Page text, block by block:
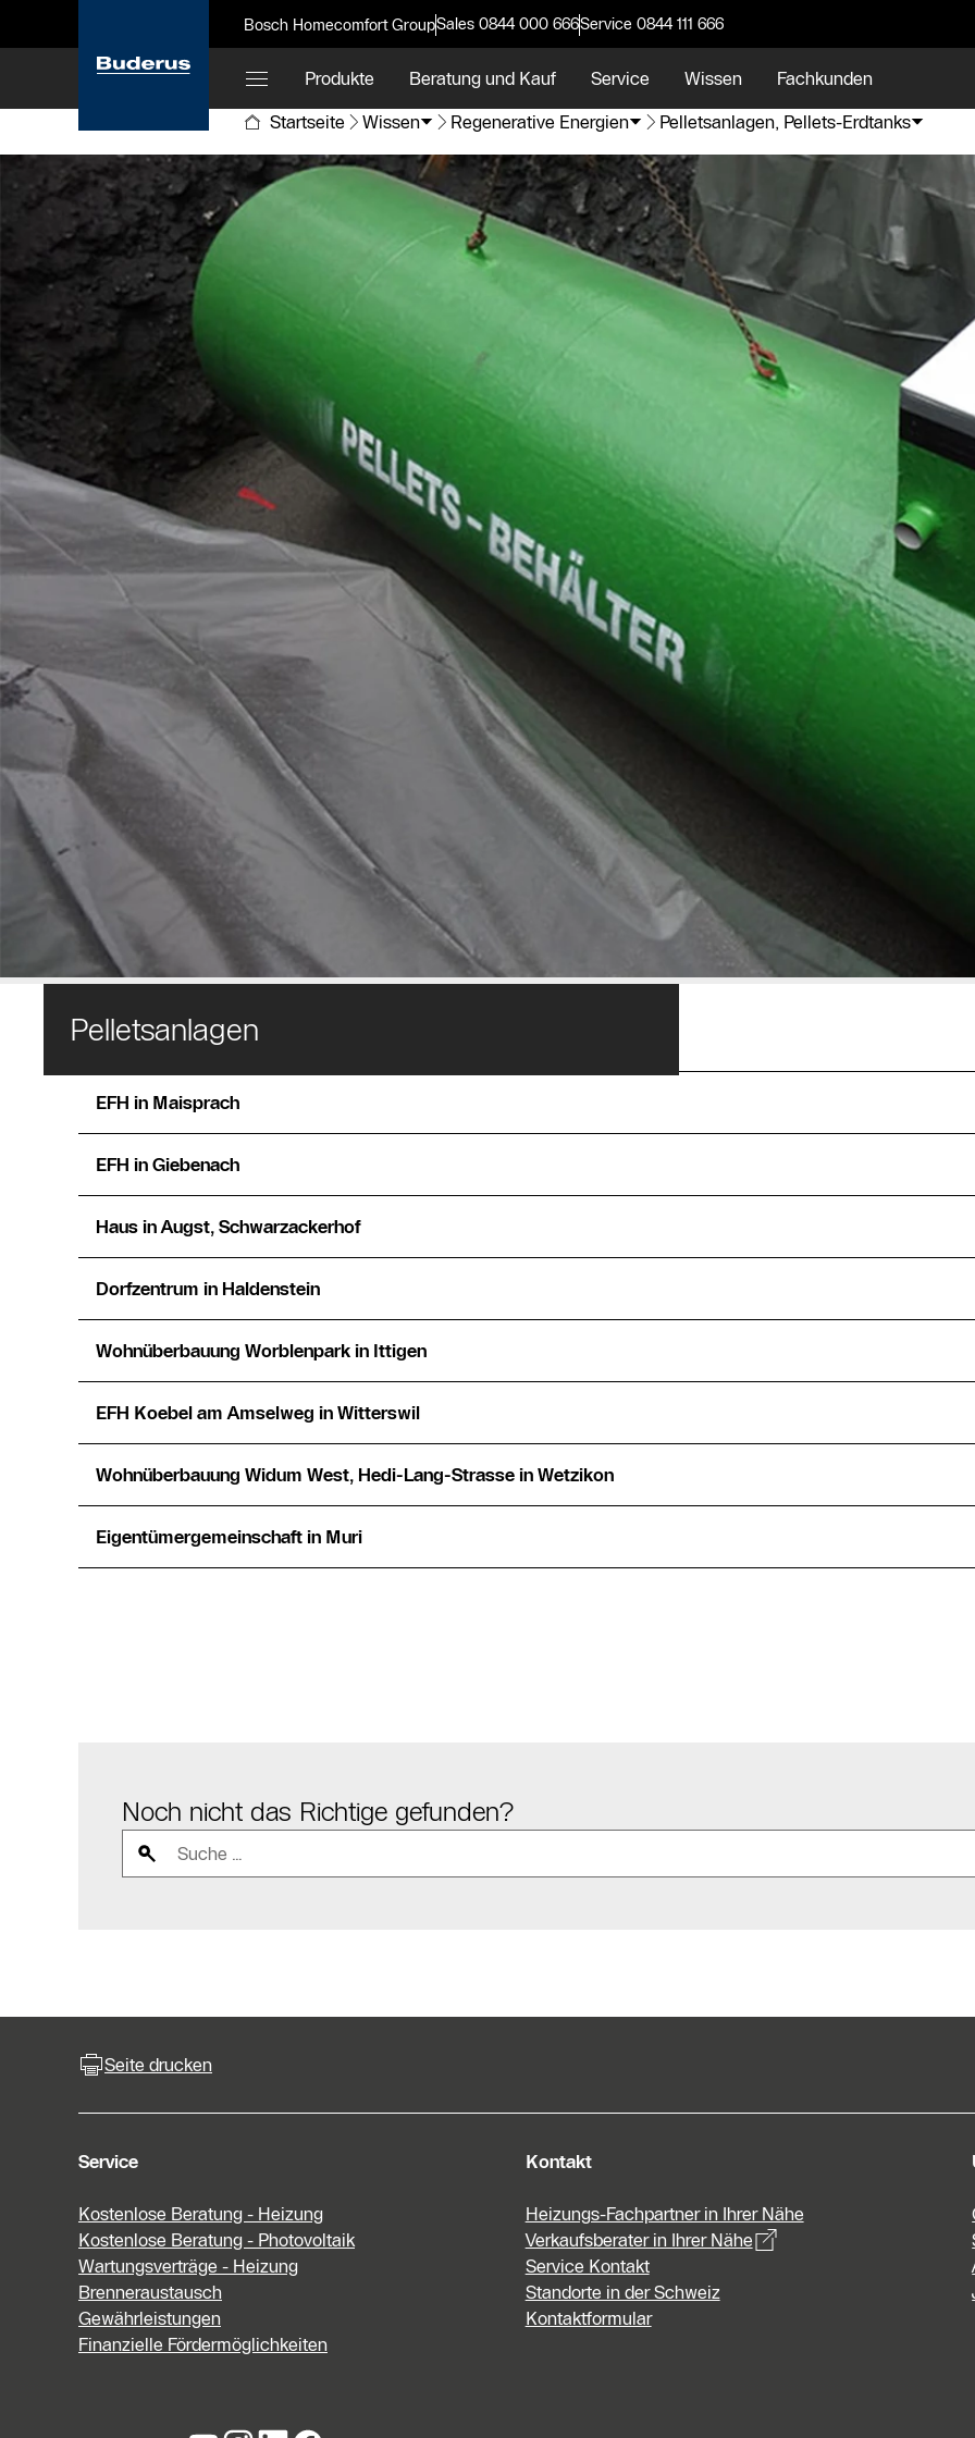
Bosch Homecomfort GroupSales 0844 000 666Service 0844 111 666
Produkte Beratung und Kauf Service Wissen Fachkunden
Startseite
Wissen Regenerative Energien Pelletsanlagen, Pellets-Erdtanks
Pelletsanlagen
EFH in Maisprach
EFH in Giebenach
Haus in Augst, Schwarzackerhof
Dorfzentrum in Haldenstein
Wohnüberbauung Worblenpark in Ittigen
EFH Koebel am Amselweg in Witterswil
Wohnüberbauung Widum West, Hedi-Lang-Strasse in Wetzikon
Eigentümergemeinschaft in Muri
Noch nicht das Richtige gefunden?
Seite drucken
Service
Kostenlose Beratung - Heizung
Kostenlose Beratung - Photovoltaik
Wartungsverträge - Heizung
Brenneraustausch
Gewährleistungen
Finanzielle Fördermöglichkeiten
Kontakt
Heizungs-Fachpartner in Ihrer Nähe
Verkaufsberater in Ihrer Nähe
Service Kontakt
Standorte in der Schweiz
Kontaktformular